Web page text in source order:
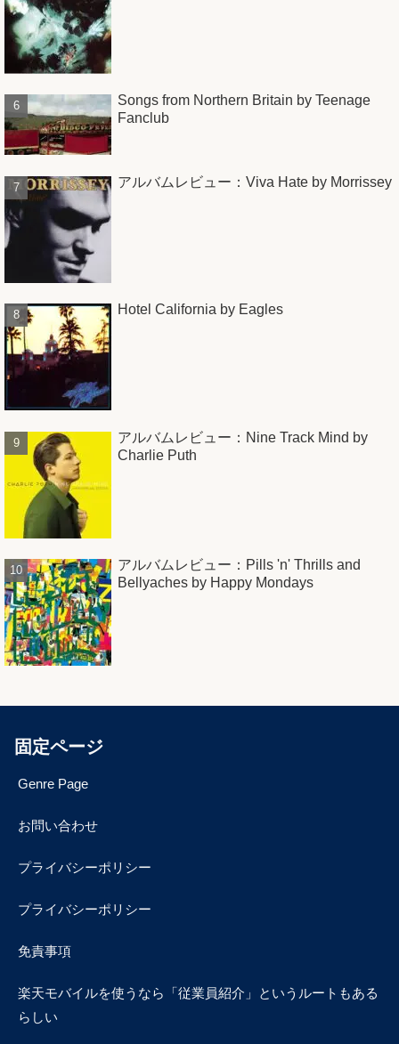
Songs from Northern Britain by Teenage
Fanclub
アルバムレビュー：Viva Hate by Morrissey
Hotel California by Eagles
アルバムレビュー：Nine Track Mind by
Charlie Puth
アルバムレビュー：Pills 'n' Thrills and
Bellyaches by Happy Mondays
固定ページ
Genre Page
お問い合わせ
プライバシーポリシー
プライバシーポリシー
免責事項
楽天モバイルを使うなら「従業員紹介」というルートもある
らしい